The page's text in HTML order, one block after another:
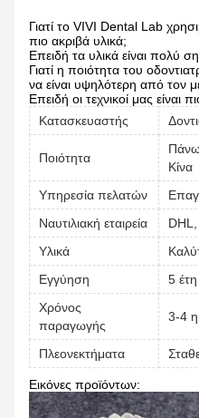
Γιατί το VIVI Dental Lab
πιο ακριβά υλικά;
Επειδή τα υλικά είναι πολύ
Γιατί η ποιότητα του
να είναι υψηλότερη από τον
Επειδή οι τεχνικοί μας είναι
Κατασκευαστής
Ποιότητα
Κίνα
Υπηρεσία πελατών
Ναυτιλιακή εταιρεία
Υλικά
Εγγύηση
5 έτη
Χρόνος
παραγωγής
3-4
Πλεονεκτήματα
Εικόνες προϊόντων: